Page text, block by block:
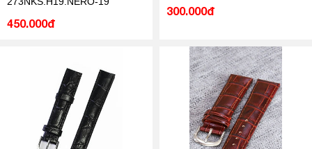
450.000đ
300.000đ